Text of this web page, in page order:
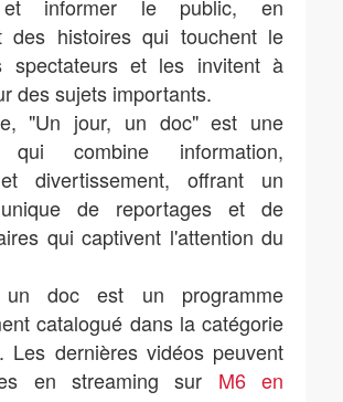
et informer le public, en
des histoires qui touchent le
spectateurs et les invitent à
des sujets importants.
"Un jour, un doc" est une
qui combine information,
divertissement, offrant un
de reportages et de
qui captivent l'attention du
doc est un programme
catalogué dans la catégorie
. Les dernières vidéos peuvent
en streaming sur M6 en